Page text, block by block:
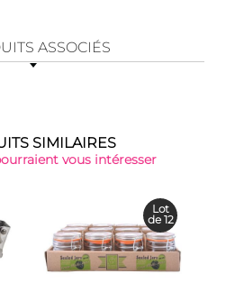
ASSOCIÉS
SIMILAIRES
vous intéresser
Lot
de 12